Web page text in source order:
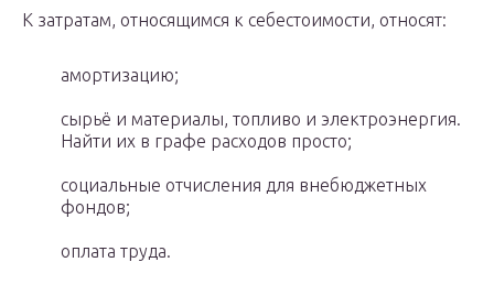
К затратам, относящимся к себестоимости, относят:
амортизацию;
сырьё и материалы, топливо и электроэнергия.
Найти их в графе расходов просто;
социальные отчисления для внебюджетных
фондов;
оплата труда.